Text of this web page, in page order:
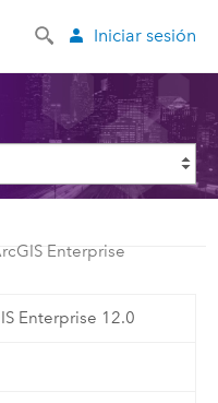
Iniciar sesión
Enterprise
Enterprise 12.0